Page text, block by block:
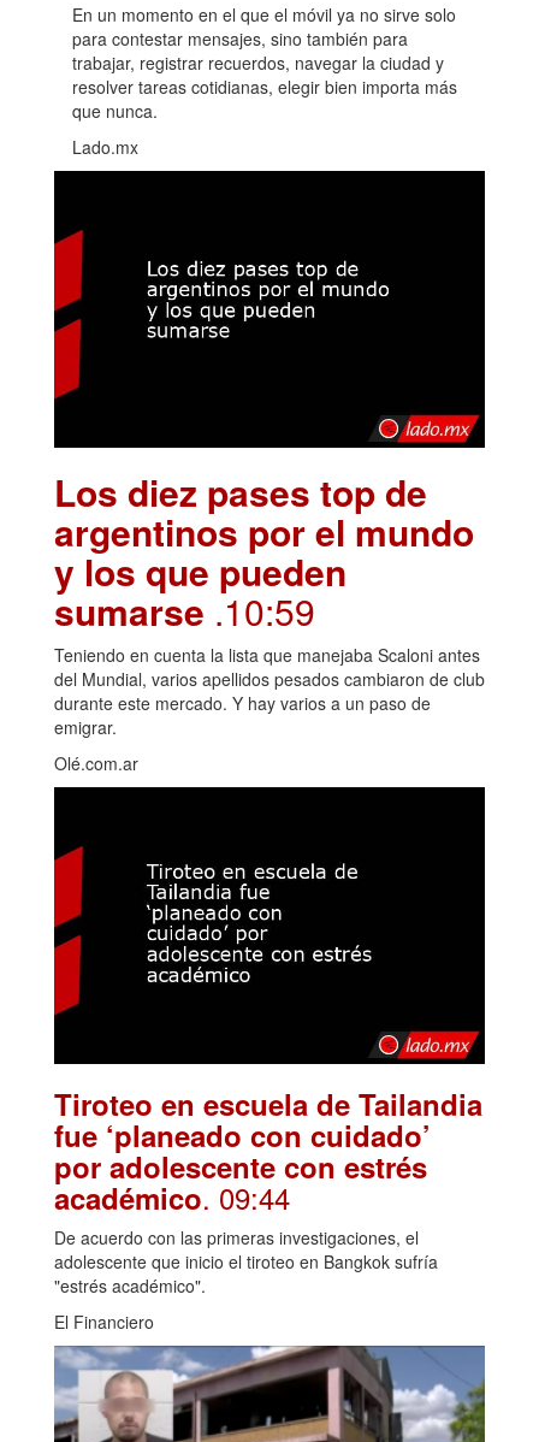
En un momento en el que el móvil ya no sirve solo
para contestar mensajes, sino también para
trabajar, registrar recuerdos, navegar la ciudad y
resolver tareas cotidianas, elegir bien importa más
que nunca.
Lado.mx
Los diez pases top de
argentinos por el mundo
y los que pueden
sumarse .10:59
Teniendo en cuenta la lista que manejaba Scaloni antes
del Mundial, varios apellidos pesados cambiaron de club
durante este mercado. Y hay varios a un paso de
emigrar.
Olé.com.ar
Tiroteo en escuela de Tailandia
fue ‘planeado con cuidado’
por adolescente con estrés
académico. 09:44
De acuerdo con las primeras investigaciones, el
adolescente que inicio el tiroteo en Bangkok sufría
"estrés académico".
El Financiero